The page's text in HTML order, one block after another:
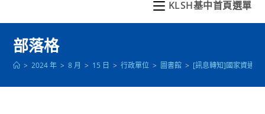
KLSH基中首頁選單
部落格
> 2024 年 > 8 月 > 15 日 > 行政單位 > 圖書館 > [訊息轉知]國家資通安